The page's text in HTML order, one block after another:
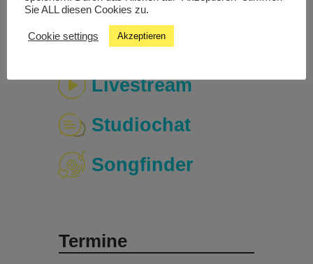
Livestream
Studiochat
Songfinder
Termine
Sie ALL diesen Cookies zu.
Cookie settings Akzeptieren